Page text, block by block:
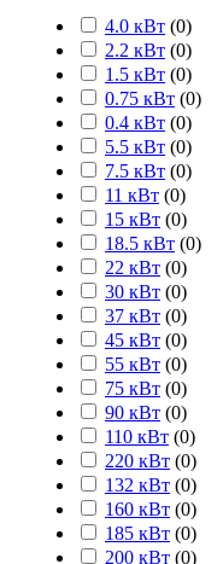
4.0 кВт (0)
2.2 кВт (0)
1.5 кВт (0)
0.75 кВт (0)
0.4 кВт (0)
5.5 кВт (0)
7.5 кВт (0)
11 кВт (0)
15 кВт (0)
18.5 кВт (0)
22 кВт (0)
30 кВт (0)
37 кВт (0)
45 кВт (0)
55 кВт (0)
75 кВт (0)
90 кВт (0)
110 кВт (0)
220 кВт (0)
132 кВт (0)
160 кВт (0)
185 кВт (0)
200 кВт (0)